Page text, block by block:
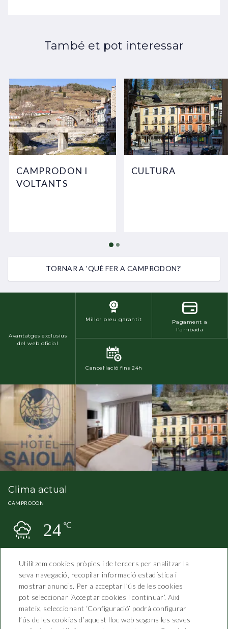
També et pot interessar
CAMPRODON I
VOLTANTS
CULTURA
TORNAR A 'QUÈ FER A CAMPRODON?'
Avantatges exclusius
del web oficial
Millor preu garantit
Pagament a
l'arribada
Cancel·lació fins 24h
Clima actual
CAMPRODON
24ºC
Utilitzem cookies pròpies i de tercers per analitzar la
seva navegació, recopilar informació estadística i
mostrar anuncis. Per a acceptar l’ús de les cookies
pot seleccionar ‘Acceptar cookies i continuar’. Així
mateix, seleccionant ‘Configuració’ podrà configurar
l’ús de les cookies d’aquest lloc web segons les seves